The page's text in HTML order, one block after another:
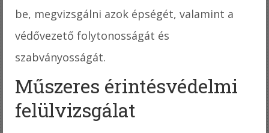
be, megvizsgálni azok épségét, valamint a
védővezető folytonosságát és
szabványosságát.
Műszeres érintésvédelmi
felülvizsgálat